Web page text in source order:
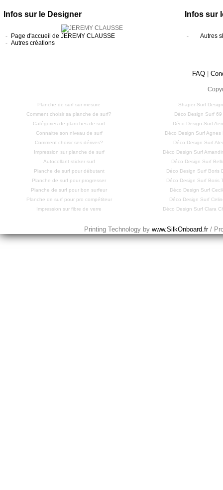
Infos sur le Designer
-
Page d'accueil de JEREMY CLAUSSE
- Autres créations
Infos sur
- Autres
FAQ |
Planche de surf sur mesure
Comment choisir sa planche de surf?
Catégories de planches de surf
Connaitre son niveau de surf
Comment choisir ses dérives?
Impression sur planche de surf
Autocollant sticker surf
Planche de surf pour débutant
Planche de surf pour progresser
Planche de surf pour bon surfeur
Planche de surf pour pro compétiteur
Impression sur fibre de verre
Shaper Surf
Déco Design Surf 69
Déco Design Surf
Déco Design Surf Agnes
Déco Design Surf
Déco Design Surf
Déco Design Surf
Déco Design Surf Boris
Déco Design Surf Boris
Déco Design Surf
Déco Design Surf
Déco Design Surf Clara
Printing Technology bywww.SilkOnboard.fr /